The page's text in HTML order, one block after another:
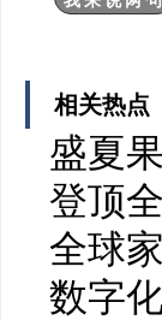
相关热点
盛夏
登顶
全球
数字